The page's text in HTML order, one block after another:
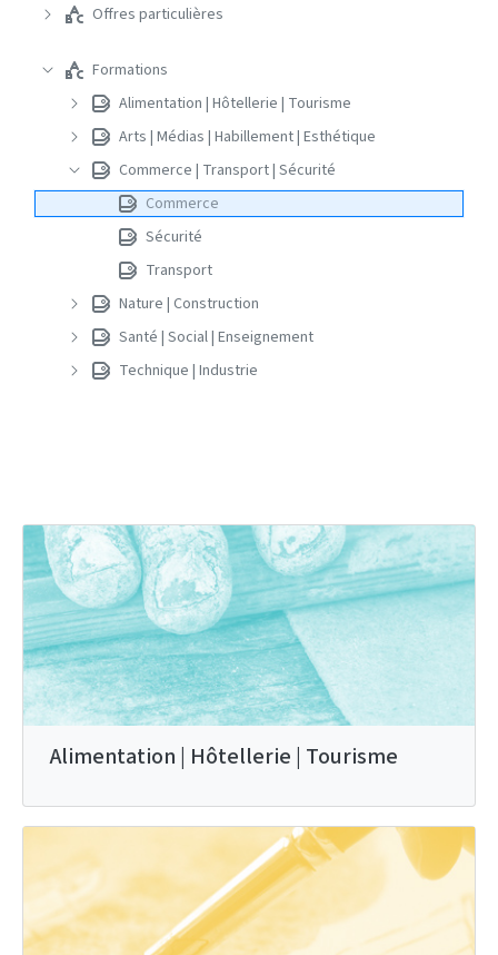
Offres particulières
Formations
Alimentation | Hôtellerie | Tourisme
Arts | Médias | Habillement | Esthétique
Commerce | Transport | Sécurité
Commerce
Sécurité
Transport
Nature | Construction
Santé | Social | Enseignement
Technique | Industrie
Alimentation | Hôtellerie | Tourisme